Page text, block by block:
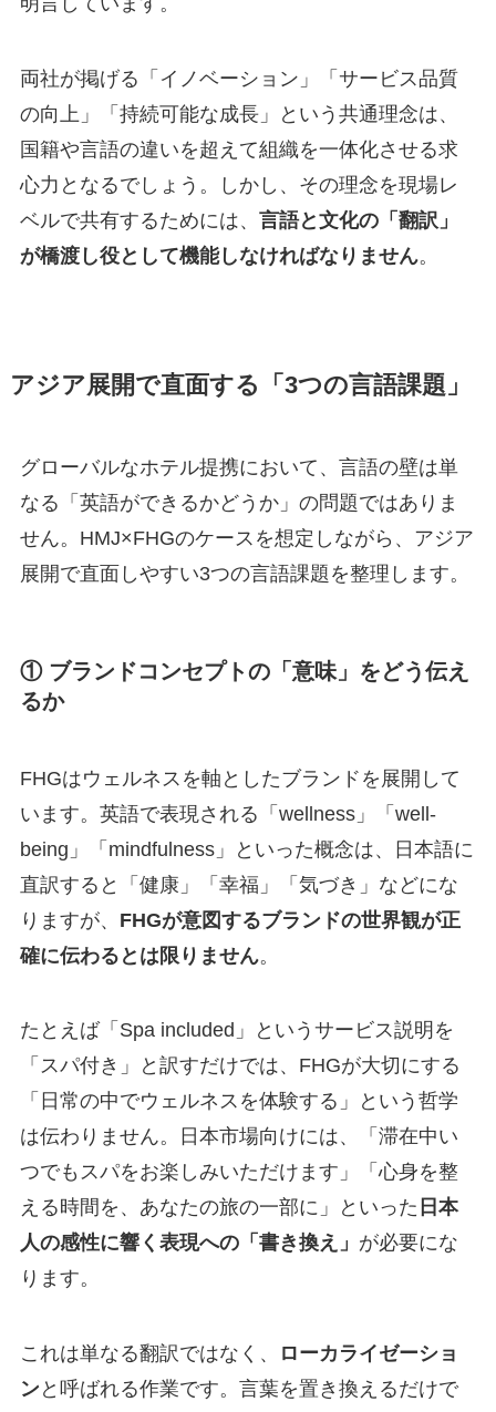
両社が掲げる「イノベーション」「サービス品質
の向上」「持続可能な成長」という共通理念は、
国籍や言語の違いを超えて組織を一体化させる求
心力となるでしょう。しかし、その理念を現場レ
ベルで共有するためには、 言語と文化の「翻訳」
が橋渡し役として機能しなければなりません。
アジア展開で直面する「3つの言語課題」
グローバルなホテル提携において、言語の壁は単
なる「英語ができるかどうか」の問題ではありま
せん。HMJ×FHGのケースを想定しながら、アジア
展開で直面しやすい3つの言語課題を整理します。
① ブランドコンセプトの「意味」をどう伝え
るか
FHGはウェルネスを軸としたブランドを展開して
います。英語で表現される「wellness」「well-
being」「mindfulness」といった概念は、日本語に
直訳すると「健康」「幸福」「気づき」などにな
りますが、 FHGが意図するブランドの世界観が正
確に伝わるとは限りません。
たとえば「Spa included」というサービス説明を
「スパ付き」と訳すだけでは、FHGが大切にする
「日常の中でウェルネスを体験する」という哲学
は伝わりません。日本市場向けには、「滞在中い
つでもスパをお楽しみいただけます」「心身を整
える時間を、あなたの旅の一部に」といった 日本
人の感性に響く表現への「書き換え」 が必要にな
ります。
これは単なる翻訳ではなく、
ローカライゼーショ
ンと呼ばれる作業です。言葉を置き換えるだけで